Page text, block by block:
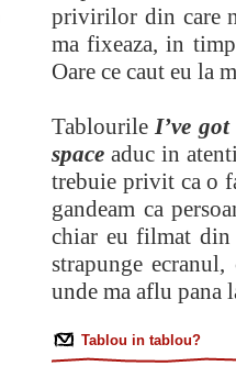
privirilor din care
ma fixeaza, in
Oare ce caut eu la
TablourileI’ve
space aduc in
trebuie privit ca o
gandeam ca
chiar eu filmat din
strapunge
unde ma aflu
Tablou in tablou?